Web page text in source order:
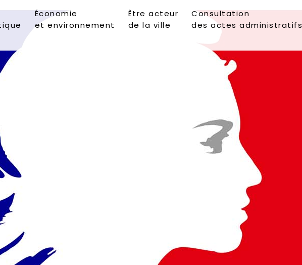
Économie
et environnement
Être acteur
de la ville
Consultation
des actes administratifs